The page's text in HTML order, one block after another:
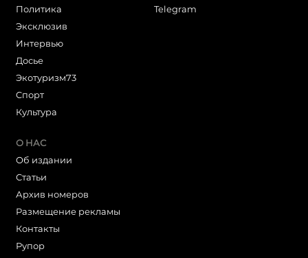
Политика
Эксклюзив
Интервью
Досье
Экотуризм73
Cпорт
Культура
Telegram
О НАС
Об издании
Статьи
Архив номеров
Размещение рекламы
Контакты
Рупор